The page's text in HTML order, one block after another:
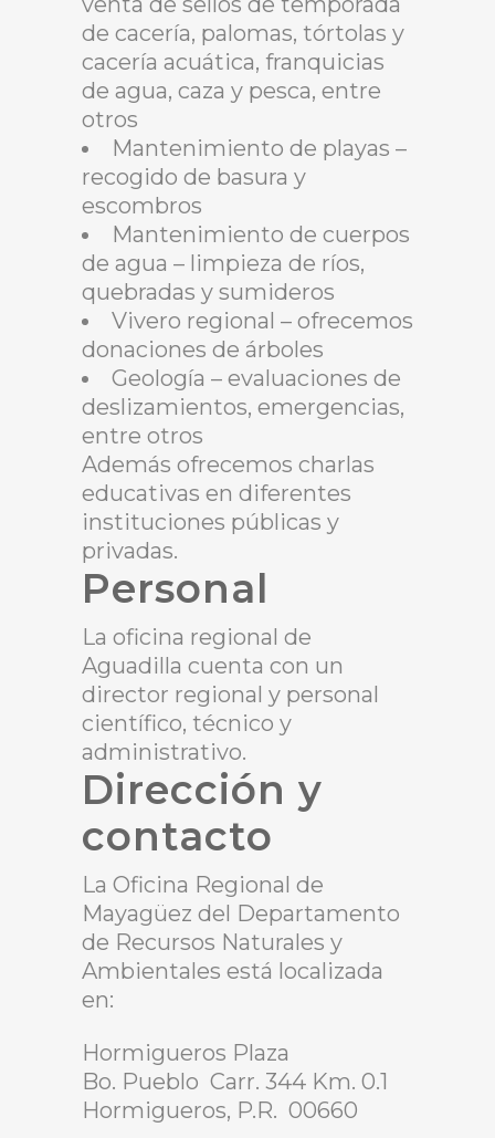
de cacería, palomas, tórtolas y
cacería acuática, franquicias
de agua, caza y pesca, entre
otros
Mantenimiento de playas –
recogido de basura y
escombros
Mantenimiento de cuerpos
de agua – limpieza de ríos,
quebradas y sumideros
Vivero regional – ofrecemos
donaciones de árboles
Geología – evaluaciones de
deslizamientos, emergencias,
entre otros
Además ofrecemos charlas
educativas en diferentes
instituciones públicas y
privadas.
Personal
La oficina regional de
Aguadilla cuenta con un
director regional y personal
científico, técnico y
administrativo.
Dirección y
contacto
La Oficina Regional de
Mayagüez del Departamento
de Recursos Naturales y
Ambientales está localizada
en:
Hormigueros Plaza
Bo. Pueblo Carr. 344 Km. 0.1
Hormigueros, P.R. 00660